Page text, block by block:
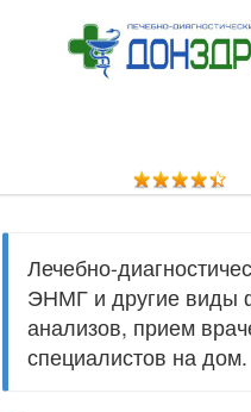
Лечебно-
ЭНМГ и другие виды
анализов, прием
специалистов на дом.